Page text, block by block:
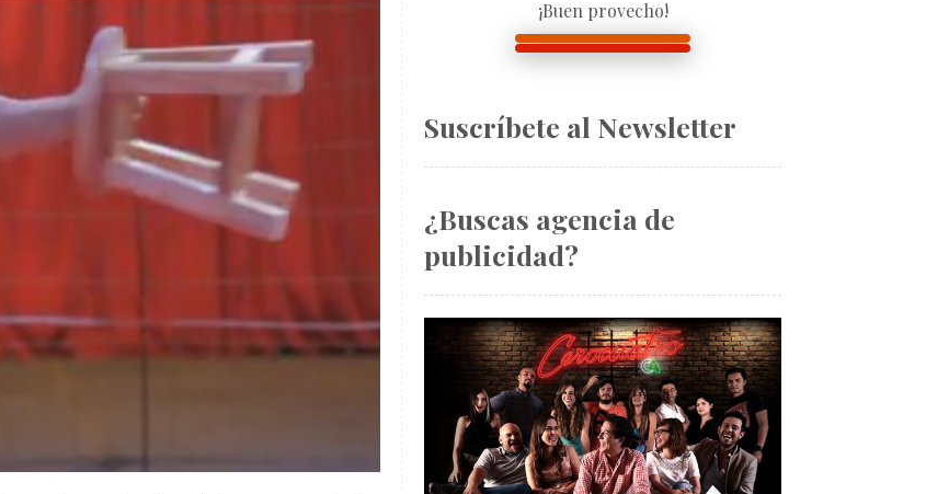
¡Buen provecho!
Suscríbete al Newsletter
¿Buscas agencia de
publicidad?